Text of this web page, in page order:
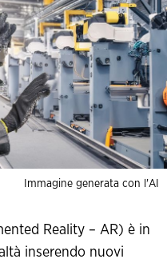
Immagine generata con l'AI
Reality – AR) è in
inserendo nuovi